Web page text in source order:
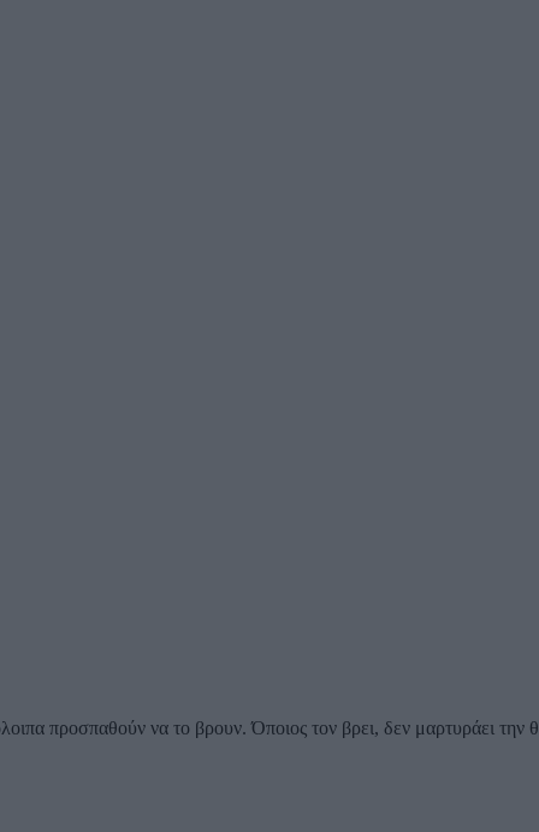
προσπαθούν να το βρουν. Όποιος τον βρει, δεν μαρτυράει την